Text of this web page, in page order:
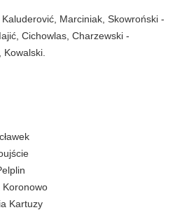
Marciniak, Skowroński -
Cichowlas, Charzewski -
Koronowo
Kartuzy